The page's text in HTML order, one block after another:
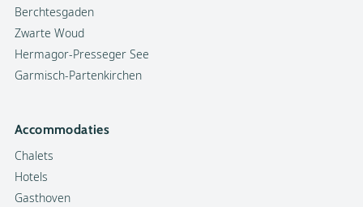
Berchtesgaden
Zwarte Woud
Hermagor-Presseger See
Garmisch-Partenkirchen
Accommodaties
Chalets
Hotels
Gasthoven